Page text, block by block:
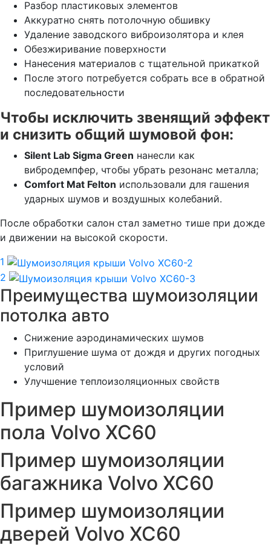
Разбор пластиковых элементов
Аккуратно снять потолочную обшивку
Удаление заводского виброизолятора и клея
Обезжиривание поверхности
Нанесения материалов с тщательной прикаткой
После этого потребуется собрать все в обратной
последовательности
Чтобы исключить звенящий эффект
и снизить общий шумовой фон:
Silent Lab Sigma Green нанесли как
вибродемпфер, чтобы убрать резонанс металла;
Comfort Mat Felton использовали для гашения
ударных шумов и воздушных колебаний.
После обработки салон стал заметно тише при дожде
и движении на высокой скорости.
1
2
Преимущества шумоизоляции
потолка авто
Снижение аэродинамических шумов
Приглушение шума от дождя и других погодных
условий
Улучшение теплоизоляционных свойств
Пример шумоизоляции
пола Volvo XC60
Пример шумоизоляции
багажника Volvo XC60
Пример шумоизоляции
дверей Volvo XC60